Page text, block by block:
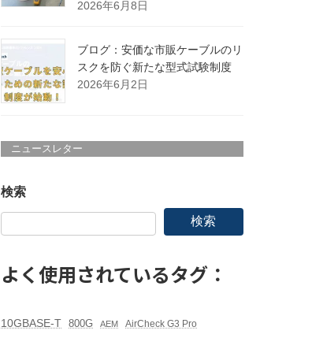
2026年6月8日
ブログ：安価な市販ケーブルのリ
スクを防ぐ新たな型式試験制度
2026年6月2日
ニュースレター
検索
検索
よく使用されているタグ：
10GBASE-T 800G AEM AirCheck G3 Pro